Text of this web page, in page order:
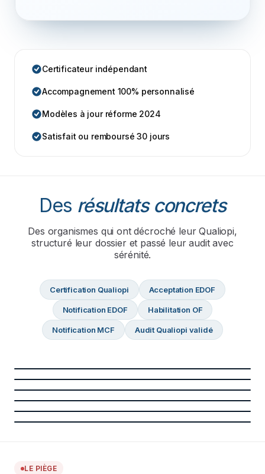
Certificateur indépendant
Accompagnement 100% personnalisé
Modèles à jour réforme 2024
Satisfait ou remboursé 30 jours
Des résultats concrets
Des organismes qui ont décroché leur Qualiopi,
structuré leur dossier et passé leur audit avec
sérénité.
Certification Qualiopi Acceptation EDOF
Notification EDOF Habilitation OF
Notification MCF Audit Qualiopi validé
LE PIÈGE